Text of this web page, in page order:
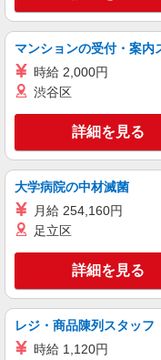
ィブ支給(規定有) ★
有）★
キープ
派遣社員
株式会社シエロ
人気
【
時
残業代
+゜・
万円支給(規定有) お
ィブ支給(規定有) ★
有）
紹介予定派遣
株式会社シエロ
携帯
時
残業
マンションの受付・案内
時給 2,000円
渋谷区
詳細を見る
大学病院の中材滅菌
月給 254,160円
足立区
詳細を見る
レジ・商品陳列スタッフ
時給 1,120円